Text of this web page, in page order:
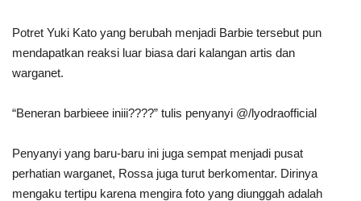
Potret Yuki Kato yang berubah menjadi Barbie tersebut pun
mendapatkan reaksi luar biasa dari kalangan artis dan
warganet.
“Beneran barbieee iniii????” tulis penyanyi @/lyodraofficial
Penyanyi yang baru-baru ini juga sempat menjadi pusat
perhatian warganet, Rossa juga turut berkomentar. Dirinya
mengaku tertipu karena mengira foto yang diunggah adalah